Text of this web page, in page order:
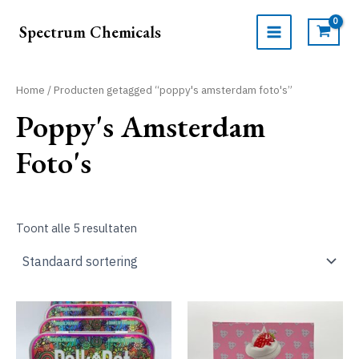
naarSpectrum Chemicals
MAIN
Home / Producten getagged “poppy's amsterdam foto's”
Poppy's Amsterdam
Foto's
Toont alle 5 resultaten